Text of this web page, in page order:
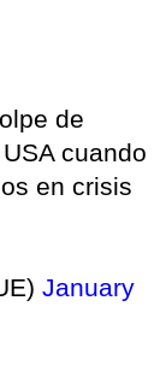
de
cuando
en crisis
January